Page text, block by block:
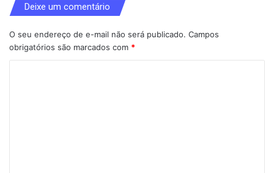
Deixe um comentário
O seu endereço de e-mail não será publicado. Campos
obrigatórios são marcados com *